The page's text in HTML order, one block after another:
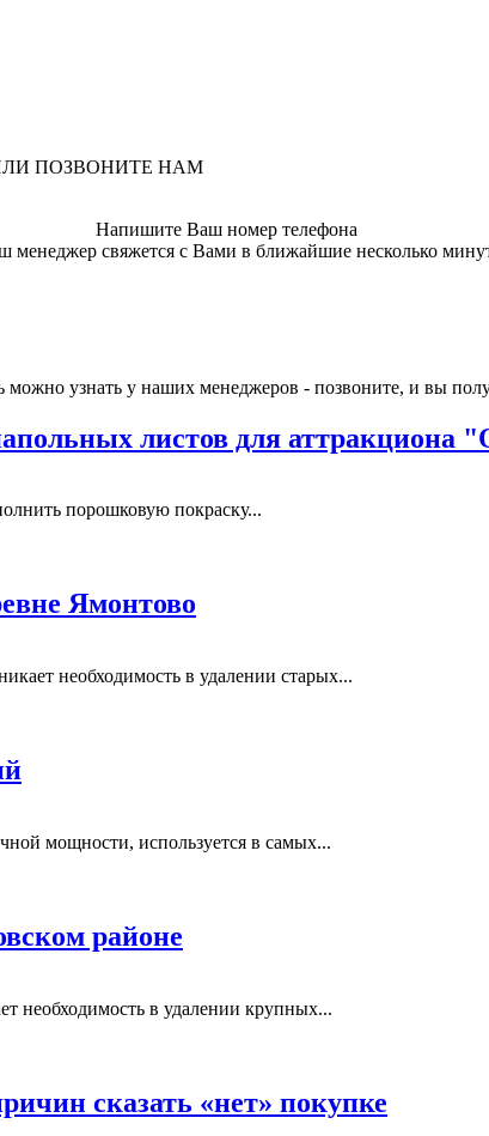
ПОЗВОНИТЕ НАМ
Напишите Ваш номер телефона
менеджер свяжется с Вами в ближайшие несколько
можно узнать у наших менеджеров - позвоните, и вы
листов для аттракциона
порошковую покраску...
Ямонтово
необходимость в удалении старых...
мощности, используется в самых...
районе
необходимость в удалении крупных...
сказать «нет» покупке